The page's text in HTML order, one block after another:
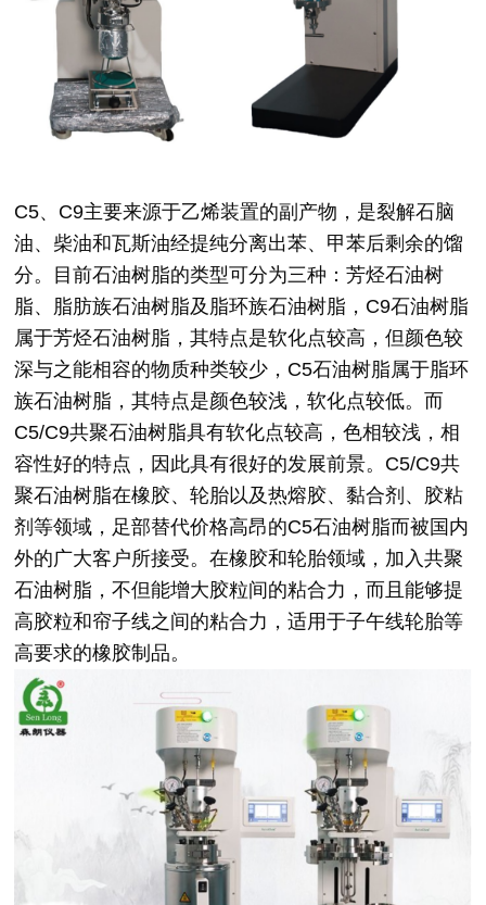
C5、C9主要来源于乙烯装置的副产物，是裂解石脑
油、柴油和瓦斯油经提纯分离出苯、甲苯后剩余的馏
分。目前石油树脂的类型可分为三种：芳烃石油树
脂、脂肪族石油树脂及脂环族石油树脂，C9石油树脂
属于芳烃石油树脂，其特点是软化点较高，但颜色较
深与之能相容的物质种类较少，C5石油树脂属于脂环
族石油树脂，其特点是颜色较浅，软化点较低。而
C5/C9共聚石油树脂具有软化点较高，色相较浅，相
容性好的特点，因此具有很好的发展前景。C5/C9共
聚石油树脂在橡胶、轮胎以及热熔胶、黏合剂、胶粘
剂等领域，足部替代价格高昂的C5石油树脂而被国内
外的广大客户所接受。在橡胶和轮胎领域，加入共聚
石油树脂，不但能增大胶粒间的粘合力，而且能够提
高胶粒和帘子线之间的粘合力，适用于子午线轮胎等
高要求的橡胶制品。